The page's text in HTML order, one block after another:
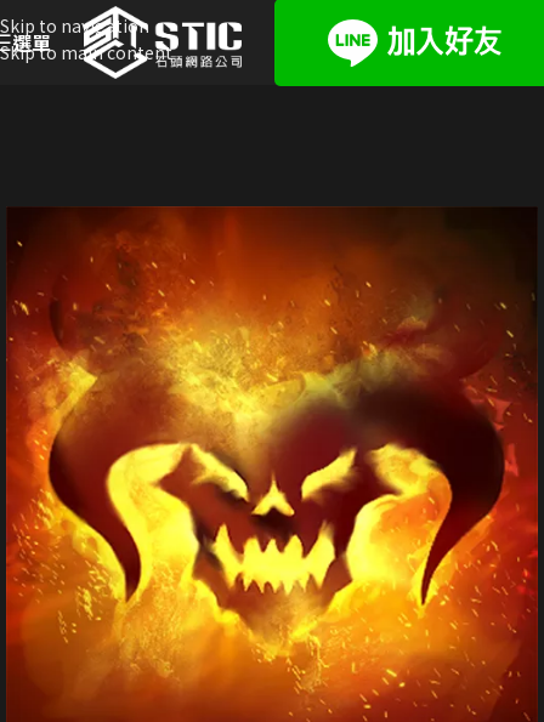
Skip to navigation
Skip to main content
選單